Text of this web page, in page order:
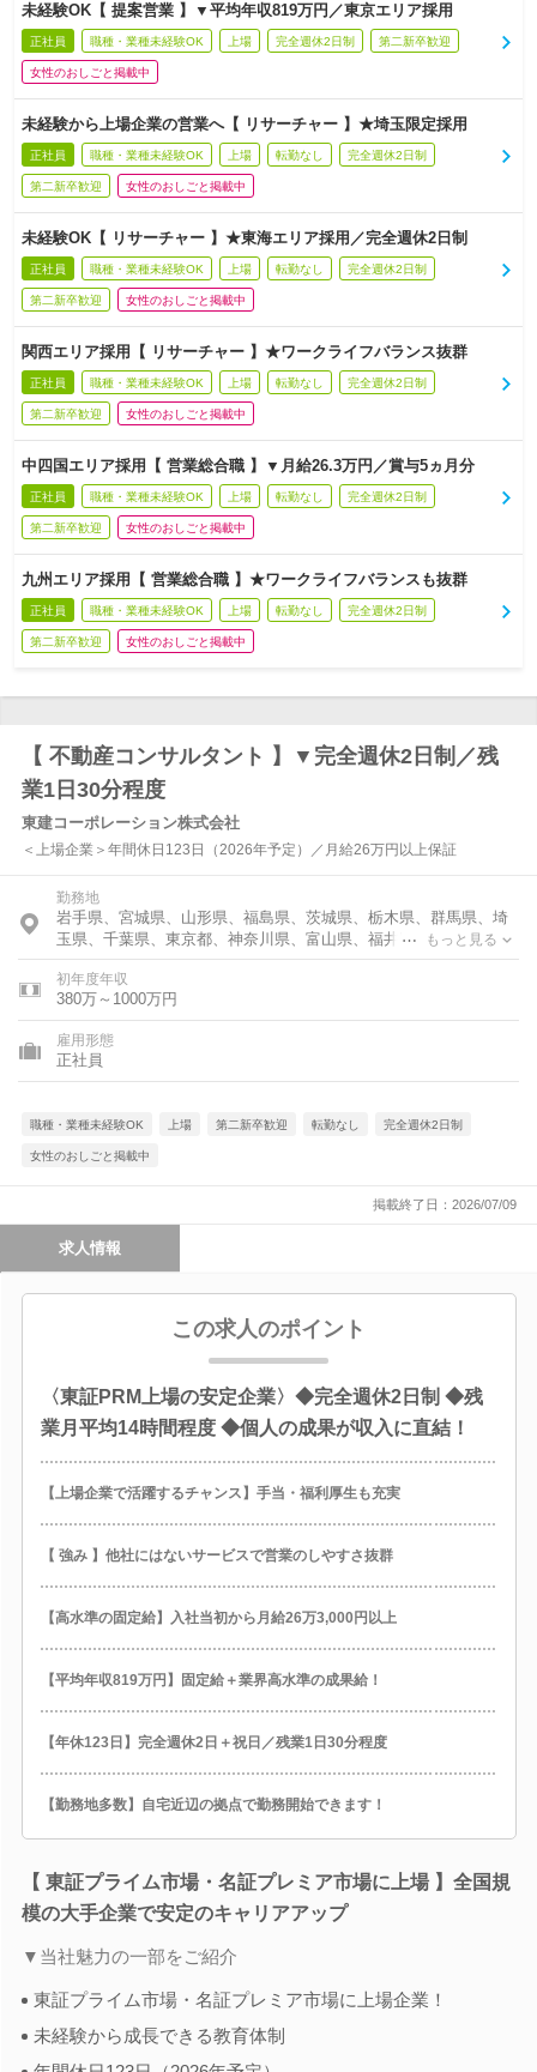
未経験OK【 提案営業 】▼平均年収819万円／東京エリア採用
正社員 職種・業種未経験OK 上場 完全週休2日制 第二新卒歓迎
女性のおしごと掲載中
未経験から上場企業の営業へ【 リサーチャー 】★埼玉限定採用
正社員 職種・業種未経験OK 上場 転勤なし 完全週休2日制
第二新卒歓迎 女性のおしごと掲載中
未経験OK【 リサーチャー 】★東海エリア採用／完全週休2日制
正社員 職種・業種未経験OK 上場 転勤なし 完全週休2日制
第二新卒歓迎 女性のおしごと掲載中
関西エリア採用【 リサーチャー 】★ワークライフバランス抜群
正社員 職種・業種未経験OK 上場 転勤なし 完全週休2日制
第二新卒歓迎 女性のおしごと掲載中
中四国エリア採用【 営業総合職 】▼月給26.3万円／賞与5ヵ月分
正社員 職種・業種未経験OK 上場 転勤なし 完全週休2日制
第二新卒歓迎 女性のおしごと掲載中
九州エリア採用【 営業総合職 】★ワークライフバランスも抜群
正社員 職種・業種未経験OK 上場 転勤なし 完全週休2日制
第二新卒歓迎 女性のおしごと掲載中
【 不動産コンサルタント 】▼完全週休2日制／残
業1日30分程度
東建コーポレーション株式会社
＜上場企業＞年間休日123日（2026年予定）／月給26万円以上保証
勤務地
岩手県、宮城県、山形県、福島県、茨城県、栃木県、群馬県、埼
玉県、千葉県、東京都、神奈川県、富山県、福井県、新潟県、長
野県、岐阜県、静岡県、愛知県、三重県、滋賀県、京都府、大阪
府、兵庫県、奈良県、鳥取県、島根県、岡山県、広島県、山口
県、愛媛県、高知県、福岡県、長崎県、熊本県、大分県、鹿児島
県、沖縄県
もっと見る
初年度年収
380万～1000万円
雇用形態
正社員
職種・業種未経験OK 上場 第二新卒歓迎 転勤なし 完全週休2日制
女性のおしごと掲載中
掲載終了日：2026/07/09
求人情報
この求人のポイント
〈東証PRM上場の安定企業〉◆完全週休2日制 ◆残
業月平均14時間程度 ◆個人の成果が収入に直結！
【上場企業で活躍するチャンス】手当・福利厚生も充実
【 強み 】他社にはないサービスで営業のしやすさ抜群
【高水準の固定給】入社当初から月給26万3,000円以上
【平均年収819万円】固定給＋業界高水準の成果給！
【年休123日】完全週休2日＋祝日／残業1日30分程度
【勤務地多数】自宅近辺の拠点で勤務開始できます！
【 東証プライム市場・名証プレミア市場に上場 】全国規
模の大手企業で安定のキャリアアップ
▼当社魅力の一部をご紹介
東証プライム市場・名証プレミア市場に上場企業！
未経験から成長できる教育体制